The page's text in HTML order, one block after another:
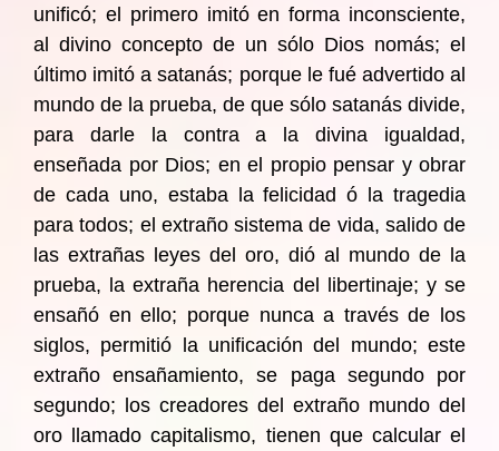
unificó; el primero imitó en forma inconsciente,
al divino concepto de un sólo Dios nomás; el
último imitó a satanás; porque le fué advertido al
mundo de la prueba, de que sólo satanás divide,
para darle la contra a la divina igualdad,
enseñada por Dios; en el propio pensar y obrar
de cada uno, estaba la felicidad ó la tragedia
para todos; el extraño sistema de vida, salido de
las extrañas leyes del oro, dió al mundo de la
prueba, la extraña herencia del libertinaje; y se
ensañó en ello; porque nunca a través de los
siglos, permitió la unificación del mundo; este
extraño ensañamiento, se paga segundo por
segundo; los creadores del extraño mundo del
oro llamado capitalismo, tienen que calcular el